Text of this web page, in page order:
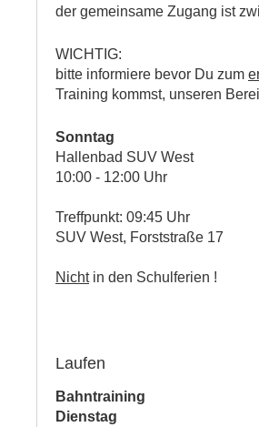
der gemeinsame Zugang ist
WICHTIG:
bitte informiere bevor Du zum
Training kommst, unseren
Sonntag
Hallenbad SUV West
10:00 - 12:00 Uhr
Treffpunkt: 09:45 Uhr
SUV West, Forststraße 17
Nichtin den Schulferien !
Laufen
Bahntraining
Dienstag